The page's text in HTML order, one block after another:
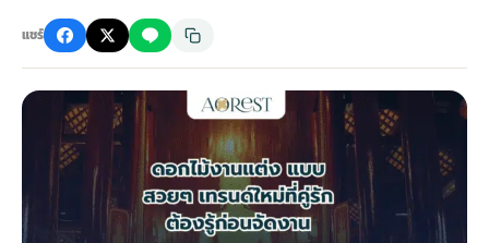
จัดดอกไม้หน้าศพ
ดอกไม้หน้าหีบ
ดอกไม้หน้างานศพ
สั่งพวงหรีด
ร้านพวงหรีด
ดอกไม้พวงหรีด
มรุสีขาว
ไม้หน้าเมรุ
กไม้หน้าเมรุ
ไม้งานแต่ง ราคาถูก
ไม้งานแต่ง กรุงเทพ
อกไม้งานแต่ง
พวงหรีดพัดลม ราคาถูก
พวงหรีดพัดลม กรุงเทพ
พวงหรีดพัดลม ส่งด่วน
รับจัดงานศพ ครบวงจร
รับจัดงานศพ กรุงเทพ
แพ็คเกจจัดงานศพ
แชร์